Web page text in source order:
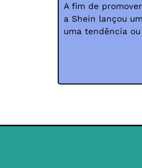
A fim de
a Shein lançou
uma tendência